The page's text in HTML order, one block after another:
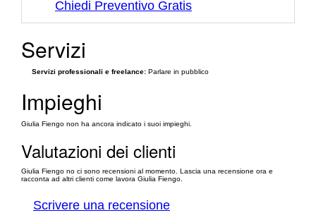
Chiedi Preventivo Gratis
Servizi
Servizi professionali e freelance: Parlare in pubblico
Impieghi
Giulia Fiengo non ha ancora indicato i suoi impieghi.
Valutazioni dei clienti
Giulia Fiengo no ci sono recensioni al momento. Lascia una recensione ora e
racconta ad altri clienti come lavora Giulia Fiengo.
Scrivere una recensione